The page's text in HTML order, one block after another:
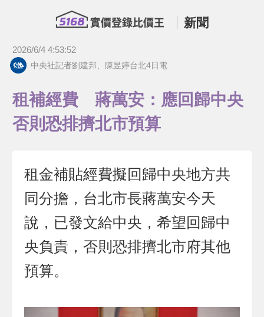
新聞
2026/6/4 4:53:52
中央社記者劉建邦、陳昱婷台北4日電
租補經費 蔣萬安：應回歸中央
否則恐排擠北市預算
租金補貼經費擬回歸中央地方共
同分擔，台北市長蔣萬安今天
說，已發文給中央，希望回歸中
央負責，否則恐排擠北市府其他
預算。